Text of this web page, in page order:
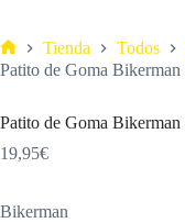
Tienda Todos
Patito de Goma Bikerman
Patito de Goma Bikerman
19,95€
Bikerman